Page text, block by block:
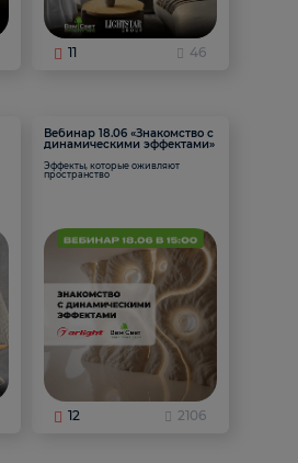
11 46
Вебинар 18.06 «Знакомство с
динамическими эффектами»
Эффекты, которые оживляют
пространство
12 2106